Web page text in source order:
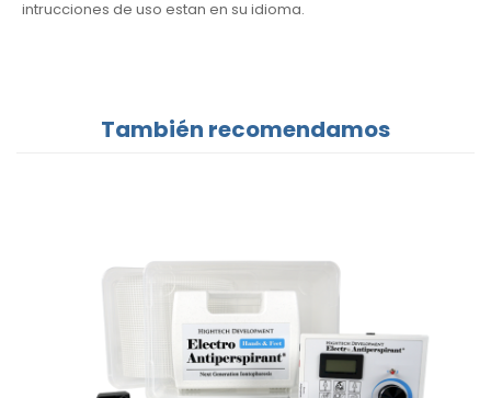
intrucciones de uso estan en su idioma.
También recomendamos